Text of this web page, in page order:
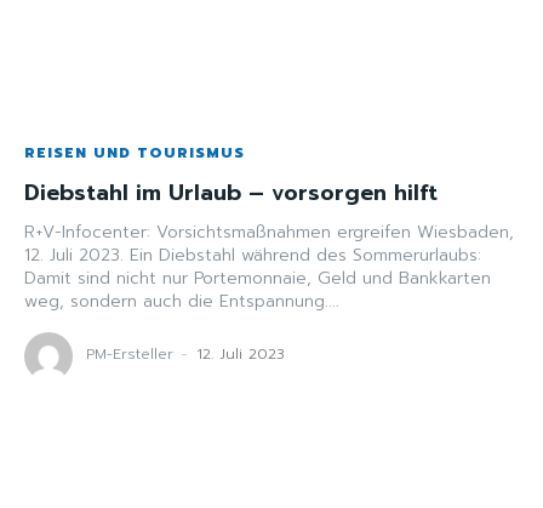
REISEN UND TOURISMUS
Diebstahl im Urlaub – vorsorgen hilft
R+V-Infocenter: Vorsichtsmaßnahmen ergreifen Wiesbaden,
12. Juli 2023. Ein Diebstahl während des Sommerurlaubs:
Damit sind nicht nur Portemonnaie, Geld und Bankkarten
weg, sondern auch die Entspannung....
PM-Ersteller - 12. Juli 2023